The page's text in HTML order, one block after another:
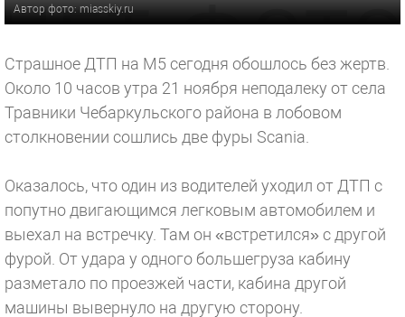
Автор фото: miasskiy.ru
Страшное ДТП на М5 сегодня обошлось без жертв.
Около 10 часов утра 21 ноября неподалеку от села
Травники Чебаркульского района в лобовом
столкновении сошлись две фуры Scania.
Оказалось, что один из водителей уходил от ДТП с
попутно двигающимся легковым автомобилем и
выехал на встречку. Там он «встретился» с другой
фурой. От удара у одного большегруза кабину
разметало по проезжей части, кабина другой
машины вывернуло на другую сторону.